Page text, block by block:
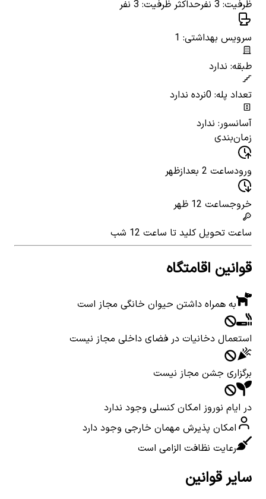
ظرفیت: 3 نفر حداکثر ظرفیت: 3 نفر
سرویس بهداشتی: 1
طبقه: ندارد
تعداد پله: 0
نرده ندارد
آسانسور: ندارد
زمان‌بندی
ورودساعت 2 بعدازظهر
خروجساعت 12 ظهر
ساعت تحویل کلید تا ساعت 12 شب
قوانین اقامتگاه
به همراه داشتن حیوان خانگی مجاز است
استعمال دخانیات در فضای داخلی مجاز نیست
برگزاری جشن مجاز نیست
در ایام نوروز امکان کنسلی وجود ندارد
امکان پذیرش مهمان خارجی وجود دارد
رعایت نظافت الزامی است
سایر قوانین